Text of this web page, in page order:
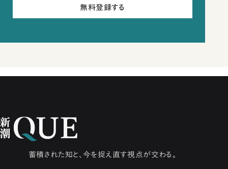
無料登録する
蓄積された知と、今を捉え直す視点が交わる。